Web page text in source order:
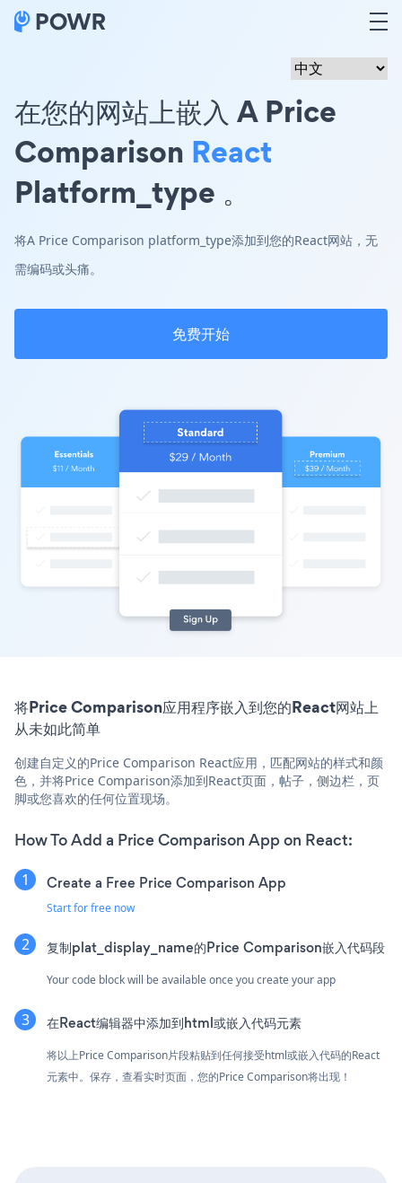
在您的网站上嵌入 A Price
Comparison React
Platform_type 。
将A Price Comparison platform_type添加到您的React网站，无
需编码或头痛。
免费开始
将Price Comparison应用程序嵌入到您的React网站上
从未如此简单
创建自定义的Price Comparison React应用，匹配网站的样式和颜
色，并将Price Comparison添加到React页面，帖子，侧边栏，页
脚或您喜欢的任何位置现场。
How To Add a Price Comparison App on React:
Create a Free Price Comparison App
Start for free now
复制plat_display_name的Price Comparison嵌入代码段
Your code block will be available once you create your app
在React编辑器中添加到html或嵌入代码元素
将以上Price Comparison片段粘贴到任何接受html或嵌入代码的React
元素中。保存，查看实时页面，您的Price Comparison将出现！